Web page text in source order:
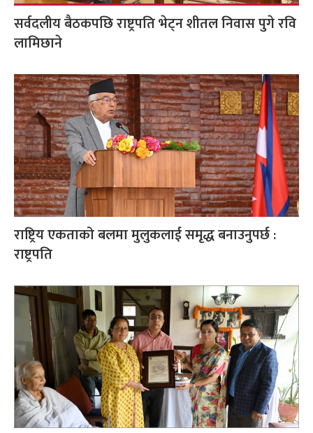
सर्वदलीय बैठकपछि राष्ट्रपति भेट्न शीतल निवास पुगे रवि
लामिछाने
राष्ट्रिय एकताको बलमा मुलुकलाई समृद्ध बनाउनुपर्छ :
राष्ट्रपति